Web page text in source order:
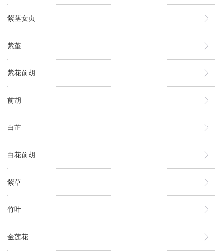
紫茎女贞
紫堇
紫花前胡
前胡
白芷
白花前胡
紫草
竹叶
金莲花